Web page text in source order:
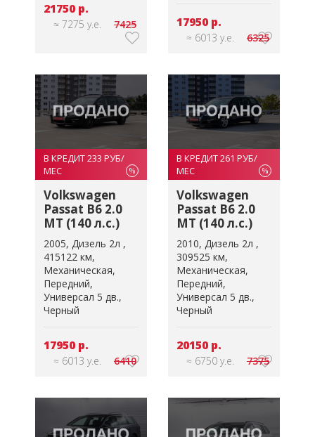
21750 р.
≈ 7275 у.е. 7425 17950 р.
≈ 6013 у.е. 6325
В КРЕДИТ 233 РУБ/
МЕС
%
Volkswagen
Passat B6 2.0
MT (140 л.с.)
2005 Дизель 2л
415122 км
Механическая
Передний
Универсал 5 дв.
Черный
17950 р.
≈ 6013 у.е. 6410
В КРЕДИТ 261 РУБ/
МЕС
%
Volkswagen
Passat B6 2.0
MT (140 л.с.)
2010 Дизель 2л
309525 км
Механическая
Передний
Универсал 5 дв.
Черный
20150 р.
≈ 6750 у.е. 7375